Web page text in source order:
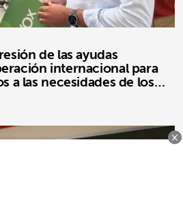
de las ayudas
internacional para
a las necesidades de los
×